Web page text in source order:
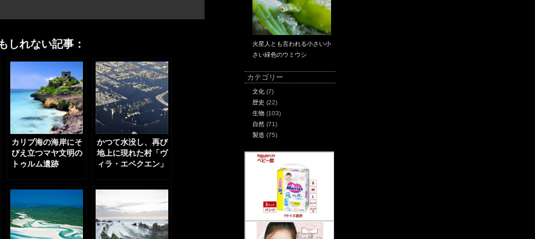
しれない記事：
カリブ海の海岸にそ
びえ立つマヤ文明の
トゥルム遺跡
かつて水没し、再び
地上に現れた村「ヴ
ィラ・エペクエン」
火星人とも言われる小さい小
さい緑色のウミウシ
カテゴリー
文化 (7)
歴史 (22)
生物 (103)
自然 (71)
製造 (75)